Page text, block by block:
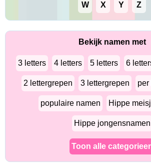
W X Y Z
Bekijk namen met
3 letters 4 letters 5 letters 6
2 lettergrepen 3 lettergrepen per
populaire namen Hippe
Hippe jongensnamen
Toon alle